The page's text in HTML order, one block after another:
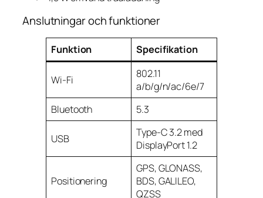
Anslutningar och funktioner
Funktion Specifikation
Wi-Fi
802.11
a/b/g/n/ac/6e/7
Bluetooth
5.3
USB
Type-C 3.2 med
DisplayPort 1.2
Positionering
GPS, GLONASS,
BDS, GALILEO,
QZSS